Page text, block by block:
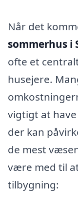
Når det
sommerhus i
ofte et
husejere.
vigtigt at
der kan
de mest
være med til
tilbygning: